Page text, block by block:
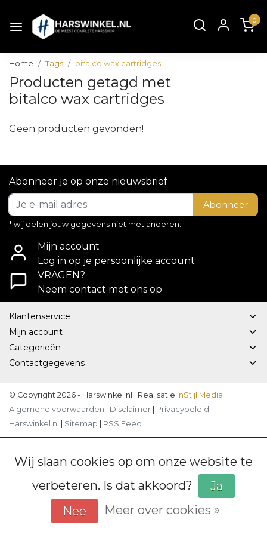
0
Home Tags bitalco wax cartridges
Producten getagd met
bitalco wax cartridges
Geen producten gevonden!
Abonneer je op onze nieuwsbrief
Abonneer
* wij delen jouw gegevens niet met anderen.
Mijn account
Log in op je persoonlijke account
VRAGEN?
Neem contact met ons op
Klantenservice
Mijn account
Categorieën
Contactgegevens
© Copyright 2026 - Harswinkel.nl | Realisatie InStijl Media
Algemene voorwaarden
Disclaimer
Privacybeleid –
Harswinkel.nl
Sitemap RSS Feed
Wij slaan cookies op om onze website te
verbeteren. Is dat akkoord?
Ja
Nee
Meer over cookies »